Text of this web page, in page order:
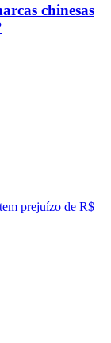
chinesas
prejuízo de R$